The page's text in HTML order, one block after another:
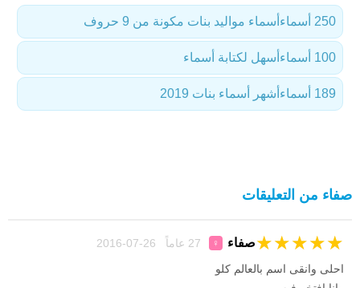
أسماء مواليد بنات مكونة من 9 حروف 250 أسماء
أسهل لكتابة أسماء 100 أسماء
أشهر أسماء بنات 2019 189 أسماء
صفاء من التعليقات
صفاء ♀ ★
★
★
★
★
احلى وانقى اسم بالعالم كلو